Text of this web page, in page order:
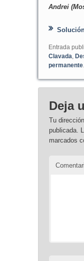
Andrei
Entrada
Clavada,
permanente.
Deja
Tu
publicada.
marcados